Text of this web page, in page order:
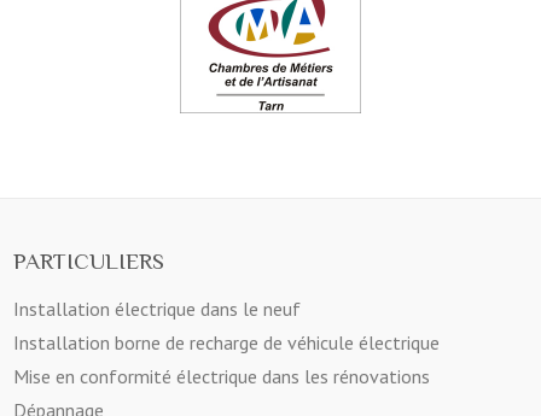
PARTICULIERS
Installation électrique dans le neuf
Installation borne de recharge de véhicule électrique
Mise en conformité électrique dans les rénovations
Dépannage